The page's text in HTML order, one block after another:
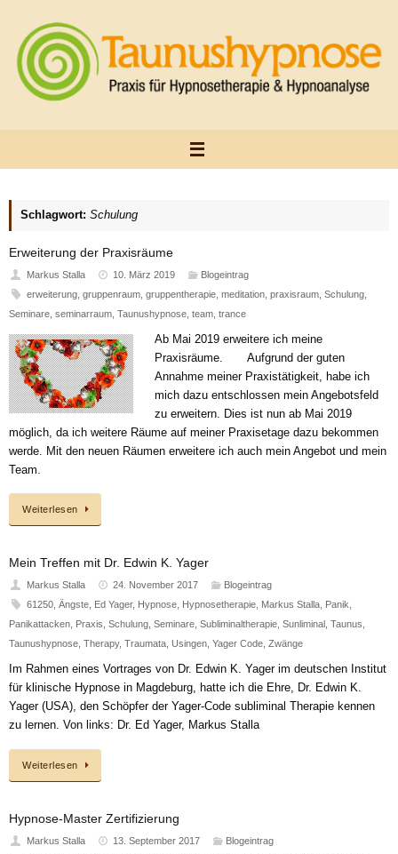
springen
Schlagwort: Schulung
Erweiterung der Praxisräume
Markus Stalla 10. März 2019
Blogeintrag
erweiterung, gruppenraum, gruppentherapie, meditation, praxisraum, Schulung,
Seminare seminarraum Taunushypnose team trance
Ab Mai 2019 erweitere ich meine
Praxisräume. Aufgrund der guten
Annahme meiner Praxistätigkeit, habe ich
mich dazu entschlossen mein Angebotsfeld
zu erweitern. Dies ist nun ab Mai 2019
möglich, da ich weitere Räume auf meiner Praxisetage dazu bekommen
werde. Mit den neuen Räumen erweitere ich auch mein Angebot und mein
Team.
Weiterlesen
Mein Treffen mit Dr. Edwin K. Yager
Markus Stalla 24. November 2017
Blogeintrag
61250, Ängste, Ed Yager, Hypnose, Hypnosetherapie, Markus Stalla, Panik,
Panikattacken, Praxis, Schulung, Seminare, Subliminaltherapie, Sunliminal , Taunus,
Taunushypnose, Therapy, Traumata, Usingen, Yager Code, Zwänge
Im Rahmen eines Vortrages von Dr. Edwin K. Yager im deutschen Institut
für klinische Hypnose in Magdeburg, hatte ich die Ehre, Dr. Edwin K.
Yager (USA), den Schöpfer der Yager-Code subliminal Therapie kennen
zu lernen. Von links: Dr. Ed Yager, Markus Stalla
Weiterlesen
Hypnose-Master Zertifizierung
Markus Stalla 13. September 2017
Blogeintrag